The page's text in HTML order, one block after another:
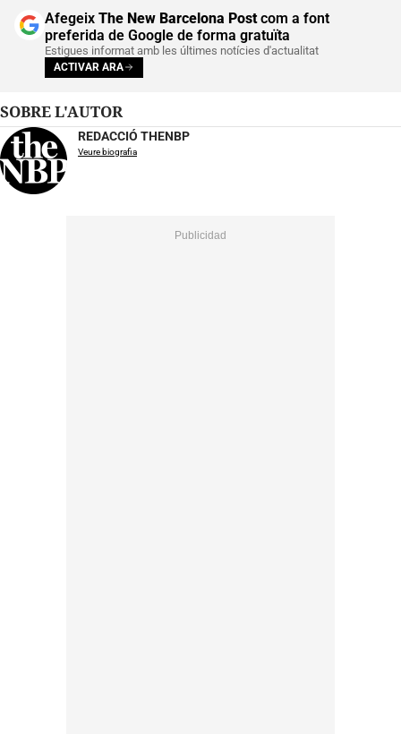
Afegeix The New Barcelona Postcom a font
preferida de Google de forma gratuïta
Estigues informat amb les últimes notícies d'actualitat
ACTIVAR ARA
SOBRE L'AUTOR
REDACCIÓ THENBP
Veure biografia